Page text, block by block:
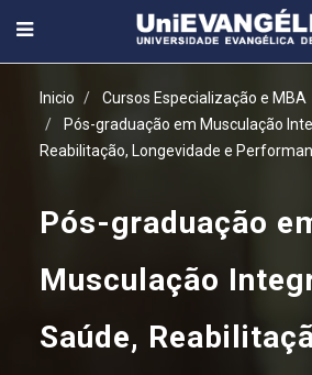
Inicio
Cursos Especialização e MBA
Pós-graduação em Musculação
Reabilitação, Longevidade e
Pós-graduação
Musculação
Saúde,